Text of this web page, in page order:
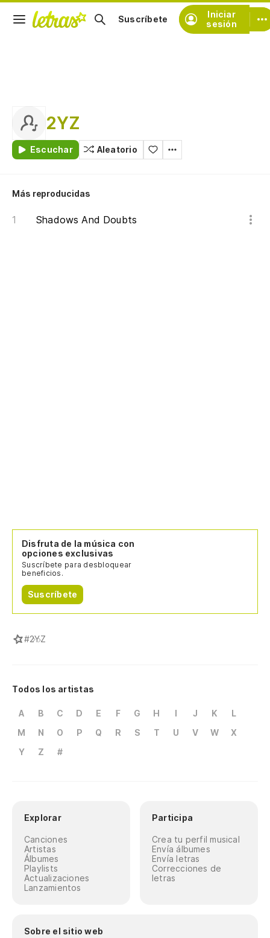
Iniciar
sesión
Suscríbete
2YZ
Escuchar Aleatorio
Más reproducidas
Shadows And Doubts
Disfruta de la música con
opciones exclusivas
Suscríbete para desbloquear
beneficios.
Suscríbete
#2YZ
Todos los artistas
A B C D E F G H I J K
L
M
N O P Q R S T U V W
X
Y
Z #
Explorar
Canciones
Artistas
Álbumes
Playlists
Actualizaciones
Lanzamientos
Participa
Crea tu perfil musical
Envía álbumes
Envía letras
Correcciones de
letras
Sobre el sitio web